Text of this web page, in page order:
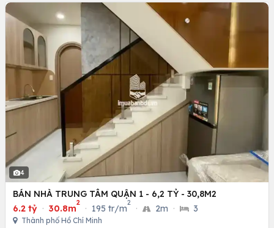
4
BÁN NHÀ TRUNG TÂM QUẬN 1 - 6,2 TỶ - 30,8M2
6.2 tỷ · 30.8m
2
· 195 tr/m
2
· 2m · 3
Thành phố Hồ Chí Minh